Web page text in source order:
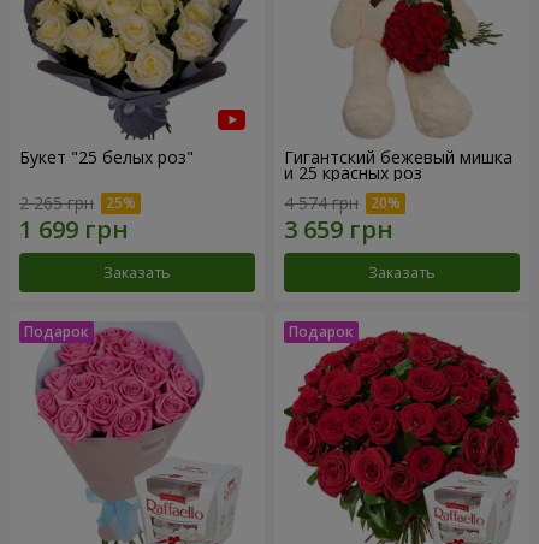
Букет "25 белых роз"
2 265 грн
Заказать
Гигантский бежевый мишка
и 25 красных роз
4 574 грн
Заказать